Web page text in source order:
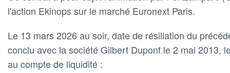
l'action Ekinops sur le marché Euronext Paris.
Le 13 mars 2026 au soir, date de résiliation du
conclu avec la société Gilbert Dupont le 2 mai 2013,
au compte de liquidité :